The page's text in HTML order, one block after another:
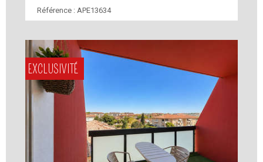
Référence : APE13634
EXCLUSIVITÉ